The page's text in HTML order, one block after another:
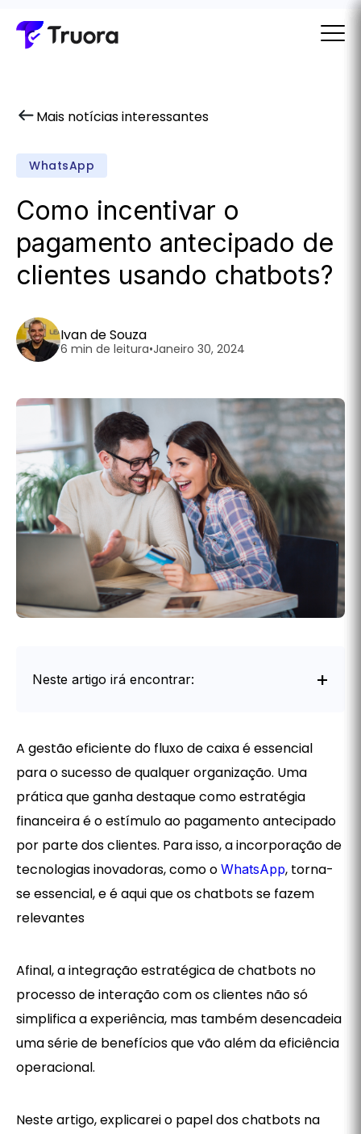
Mais notícias interessantes
WhatsApp
Como incentivar o
pagamento antecipado de
clientes usando chatbots?
Ivan de Souza
6 min de leitura•Janeiro 30, 2024
Neste artigo irá encontrar:
A gestão eficiente do fluxo de caixa é essencial
para o sucesso de qualquer organização. Uma
prática que ganha destaque como estratégia
financeira é o estímulo ao pagamento antecipado
por parte dos clientes. Para isso, a incorporação de
tecnologias inovadoras, como o WhatsApp, torna-
se essencial, e é aqui que os chatbots se fazem
relevantes
Afinal, a integração estratégica de chatbots no
processo de interação com os clientes não só
simplifica a experiência, mas também desencadeia
uma série de benefícios que vão além da eficiência
operacional.
Neste artigo, explicarei o papel dos chatbots na